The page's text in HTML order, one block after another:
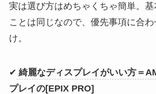
実は選び方はめちゃくちゃ簡単。
ことは同じなので、優先事項に合
け。
✔︎ 綺麗なディスプレイがいい方＝
プレイの[EPIX PRO]